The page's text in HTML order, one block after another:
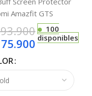
Amazfit GTS
75.900
100
disponibles